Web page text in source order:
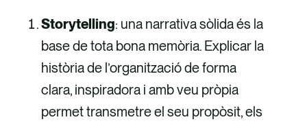
Storytelling: una narrativa sòlida és la
base de tota bona memòria. Explicar la
història de l’organització de forma
clara, inspiradora i amb veu pròpia
permet transmetre el seu propòsit, els